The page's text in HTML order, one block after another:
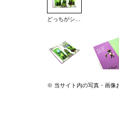
※ 当サイト内の写真・画像